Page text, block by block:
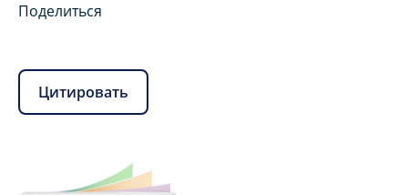
Поделиться
Цитировать